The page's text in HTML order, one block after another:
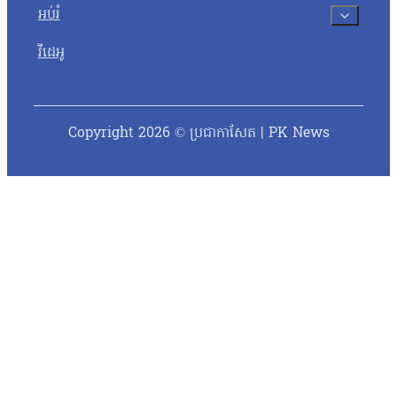
អប់រំ
វីដេអូ
Copyright 2026 © ប្រជាកាសែត | PK News